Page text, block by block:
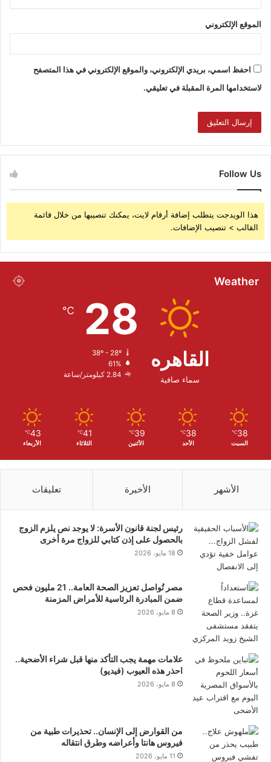
الموقع الإلكتروني
احفظ اسمي، بريدي الإلكتروني، والموقع الإلكتروني في هذا المتصفح
لاستخدامها المرة المقبلة في تعليقي.
Follow Us
هذا الويدجت يتطلب إضافة أرقام لايت، يمكنك تنصيبها من خلال قائمة
القالب > تنصيب الإضافات.
Weather
القاهره
سماء صافية
28
℃
38º - 28º
61%
2.84 كيلومتر/ساعة
38
℃
السبت
38
℃
الأحد
39
℃
الأثنين
41
℃
الثلاثاء
43
℃
الأربعاء
الأشهر الأخيرة تعليقات
رئيس لجنة قانون الأسرة: لا يوجد نص يلزم الزوج
بالحصول على إذن كتابي للزواج مرة أخرى
18 مايو، 2026
مصر تُواصل تعزيز الصحة العامة.. 21 مليون فحص
ضمن المبادرة الرئاسية للأمراض المزمنة
8 مايو، 2026
علامات مهمة يجب التأكد منها قبل شراء الأضحية..
احذر هذه العيوب (فيديو)
8 مايو، 2026
من القوارض إلى الإنسان.. تحذيرات طبية من
فيروس هانتا وأعراضه وطرق انتقاله
11 مايو، 2026